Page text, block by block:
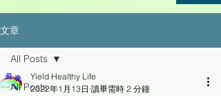
文章
All Posts
All Posts
Yield Healthy Life
2022年1月13日 讀畢需時 2 分鐘